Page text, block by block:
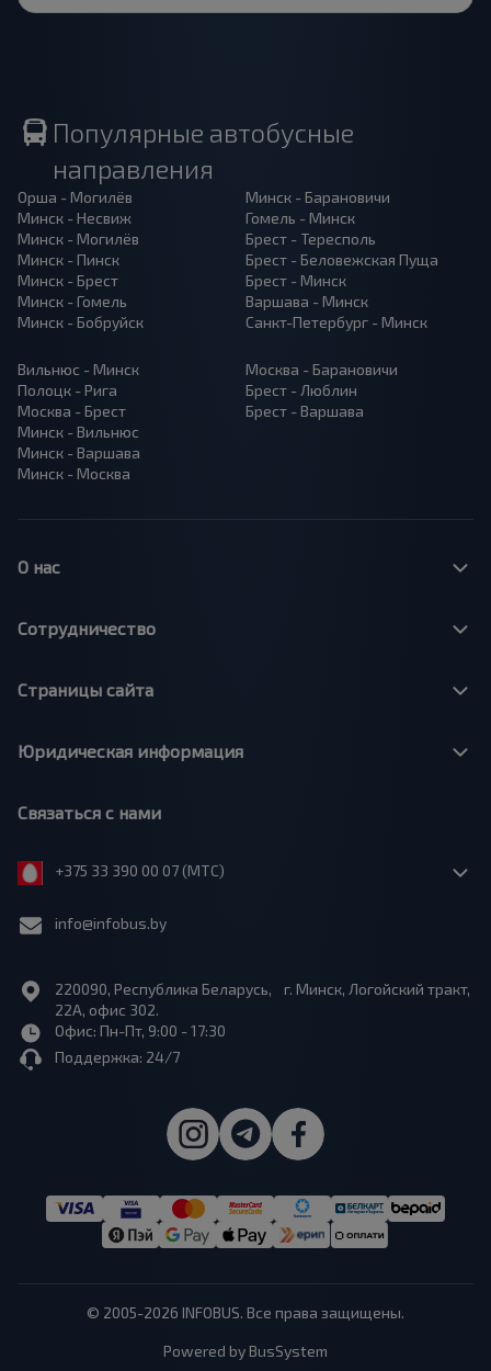
Популярные автобусные
направления
Орша - Могилёв
Минск - Несвиж
Минск - Могилёв
Минск - Пинск
Минск - Брест
Минск - Гомель
Минск - Бобруйск
Минск - Барановичи
Гомель - Минск
Брест - Тересполь
Брест - Беловежская Пуща
Брест - Минск
Варшава - Минск
Санкт-Петербург - Минск
Вильнюс - Минск
Полоцк - Рига
Москва - Брест
Минск - Вильнюс
Минск - Варшава
Минск - Москва
Москва - Барановичи
Брест - Люблин
Брест - Варшава
О нас
Сотрудничество
Страницы сайта
Юридическая информация
Связаться с нами
+375 33 390 00 07 (МТС)
info@infobus.by
220090, Республика Беларусь, г. Минск, Логойский тракт,
22А, офис 302.
Офис: Пн-Пт, 9:00 - 17:30
Поддержка: 24/7
© 2005-2026 INFOBUS. Все права защищены.
Powered by BusSystem